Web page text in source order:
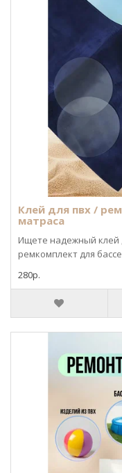
Клей для пвх /
матраса
Ищете надежный клей
ремкомплект для
280р.